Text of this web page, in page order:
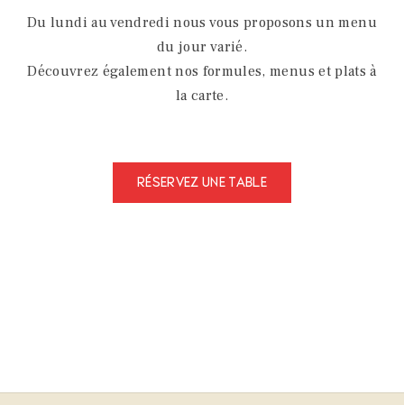
Du lundi au vendredi nous vous proposons un menu
du jour varié.
Découvrez également nos formules, menus et plats à
la carte.
RÉSERVEZ UNE TABLE